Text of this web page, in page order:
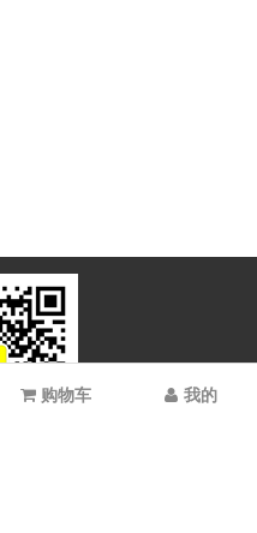
购物车 我的